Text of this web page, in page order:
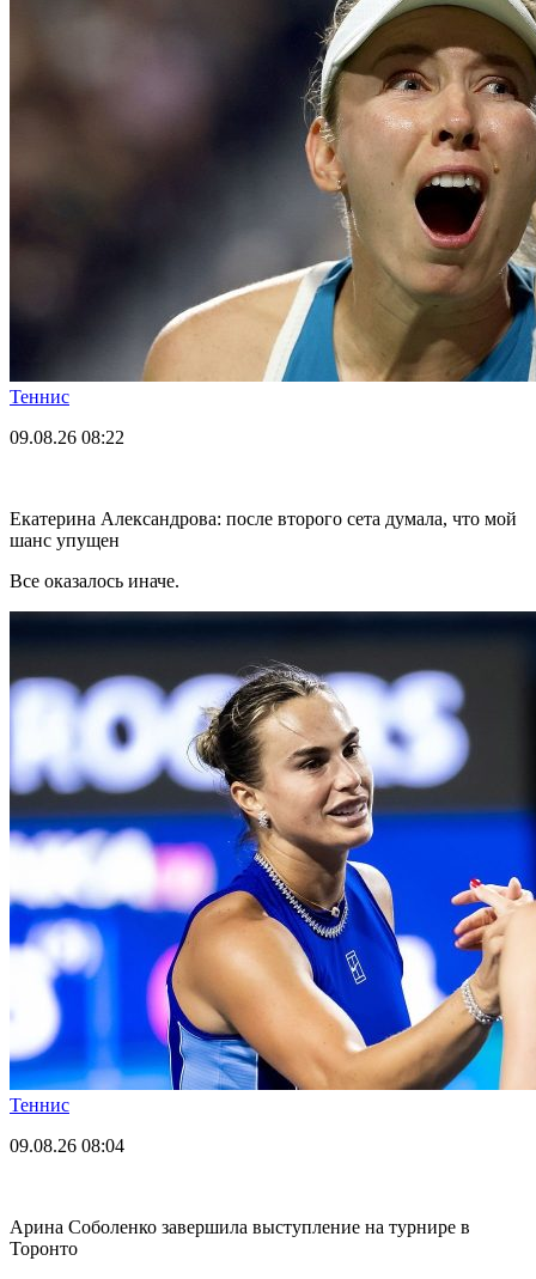
Теннис
09.08.26 08:22
Екатерина Александрова: после второго сета думала, что мой
шанс упущен
Все оказалось иначе.
Теннис
09.08.26 08:04
Арина Соболенко завершила выступление на турнире в
Торонто